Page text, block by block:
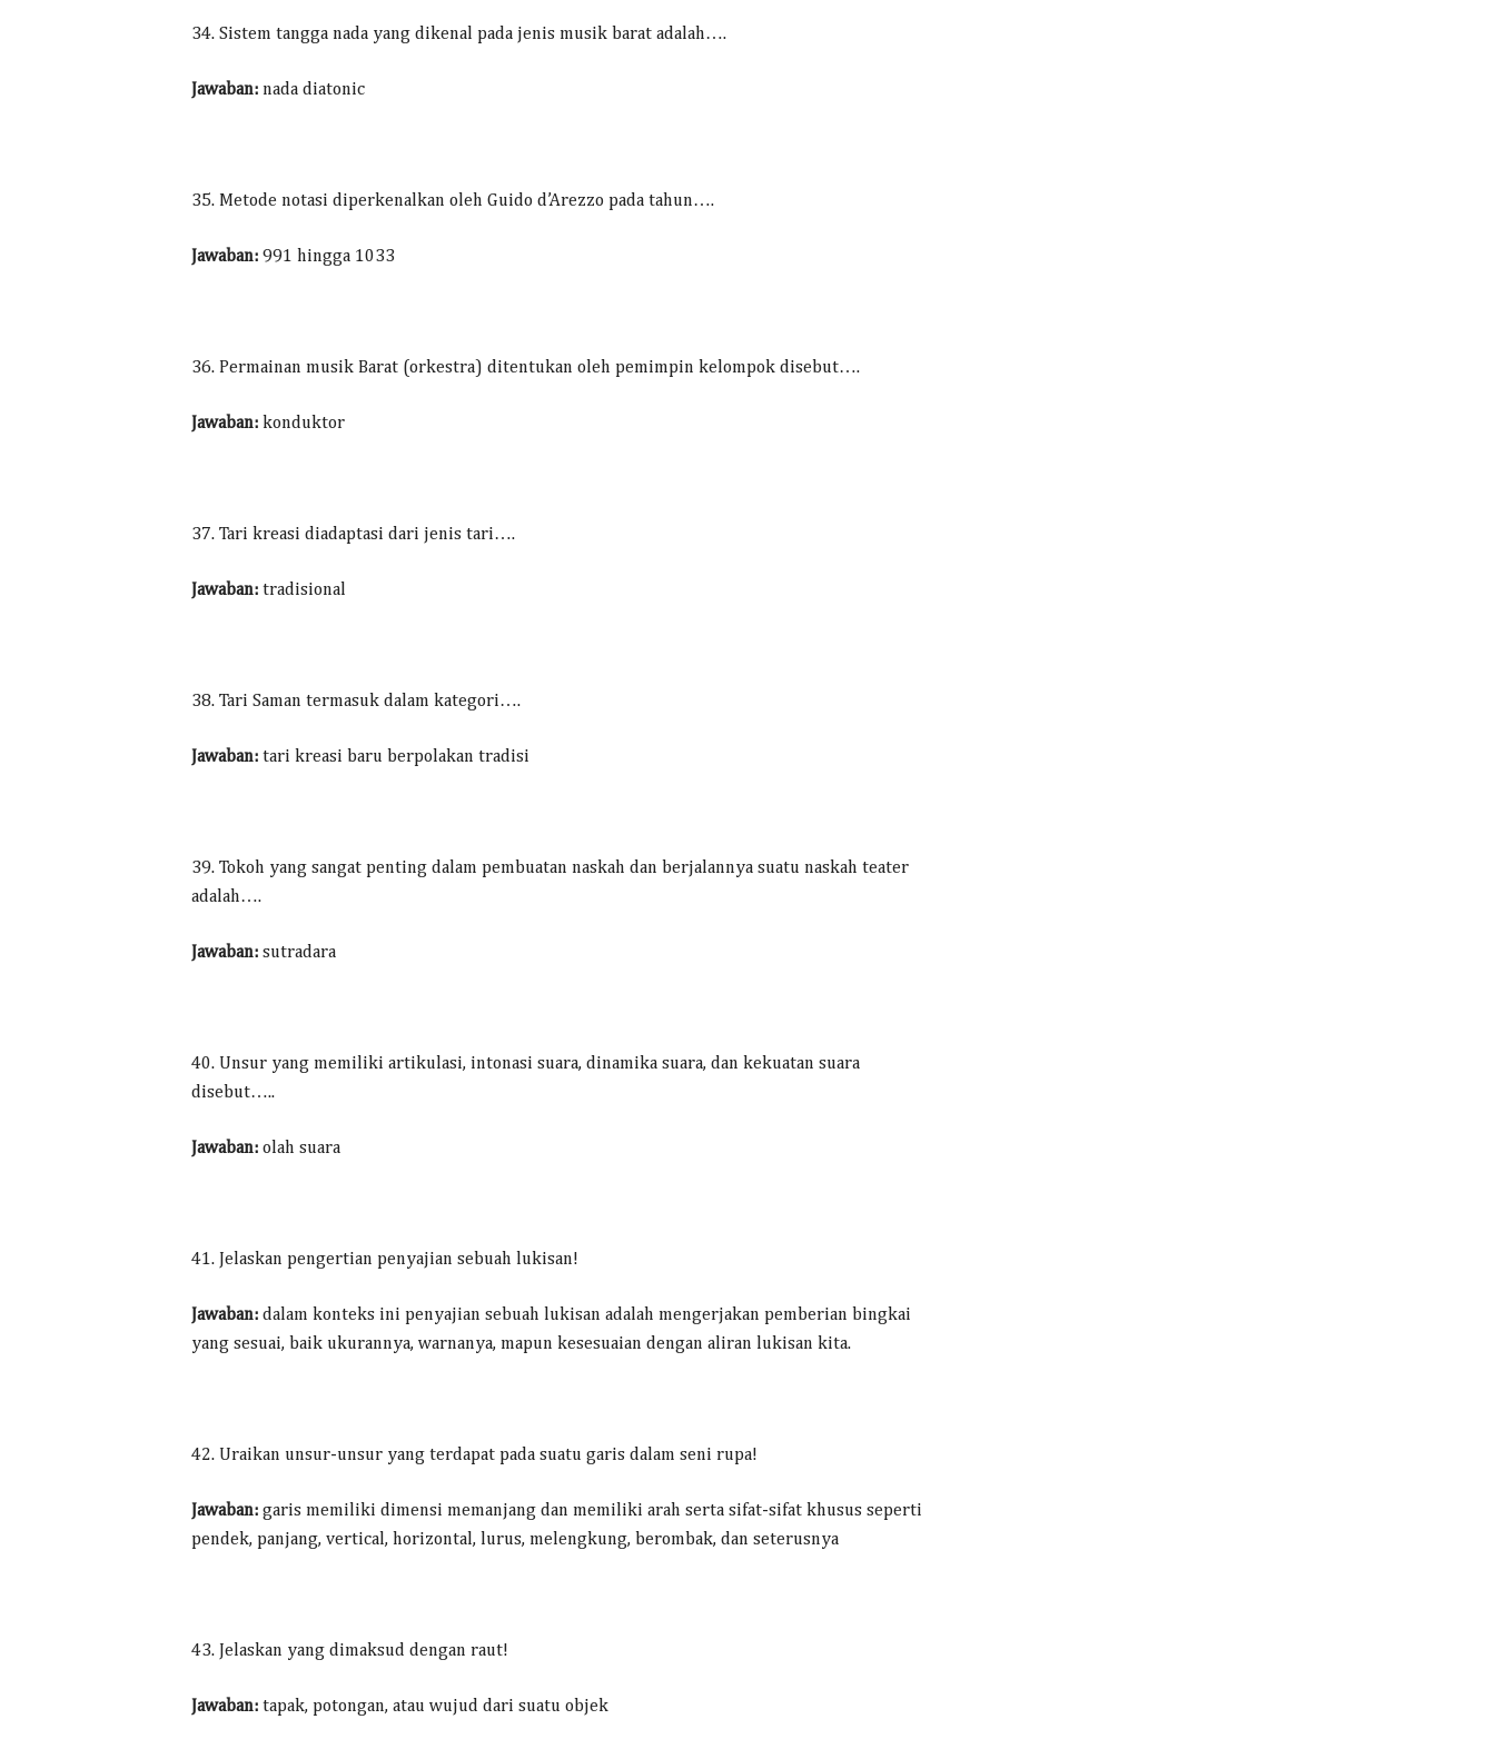
34. Sistem tangga nada yang dikenal pada jenis musik barat adalah….
Jawaban: nada diatonic
35. Metode notasi diperkenalkan oleh Guido d’Arezzo pada tahun….
Jawaban: 991 hingga 1033
36. Permainan musik Barat (orkestra) ditentukan oleh pemimpin kelompok disebut….
Jawaban: konduktor
37. Tari kreasi diadaptasi dari jenis tari….
Jawaban: tradisional
38. Tari Saman termasuk dalam kategori….
Jawaban: tari kreasi baru berpolakan tradisi
39. Tokoh yang sangat penting dalam pembuatan naskah dan berjalannya suatu naskah teater
adalah….
Jawaban: sutradara
40. Unsur yang memiliki artikulasi, intonasi suara, dinamika suara, dan kekuatan suara
disebut…..
Jawaban: olah suara
41. Jelaskan pengertian penyajian sebuah lukisan!
Jawaban: dalam konteks ini penyajian sebuah lukisan adalah mengerjakan pemberian bingkai
yang sesuai, baik ukurannya, warnanya, mapun kesesuaian dengan aliran lukisan kita.
42. Uraikan unsur-unsur yang terdapat pada suatu garis dalam seni rupa!
Jawaban: garis memiliki dimensi memanjang dan memiliki arah serta sifat-sifat khusus seperti
pendek, panjang, vertical, horizontal, lurus, melengkung, berombak, dan seterusnya
43. Jelaskan yang dimaksud dengan raut!
Jawaban: tapak, potongan, atau wujud dari suatu objek